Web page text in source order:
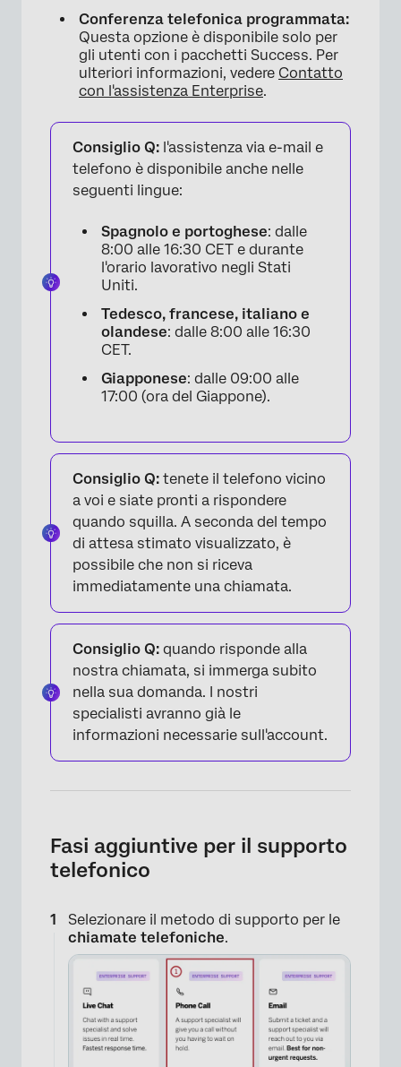
Conferenza telefonica programmata:
Questa opzione è disponibile solo per
gli utenti con i pacchetti Success. Per
ulteriori informazioni, vedere Contatto
con l'assistenza Enterprise.
Consiglio Q: l'assistenza via e-mail e
telefono è disponibile anche nelle
seguenti lingue:
Spagnolo e portoghese: dalle
8:00 alle 16:30 CET e durante
l'orario lavorativo negli Stati
Uniti.
Tedesco, francese, italiano e
olandese: dalle 8:00 alle 16:30
CET.
Giapponese: dalle 09:00 alle
17:00 (ora del Giappone).
Consiglio Q: tenete il telefono vicino
a voi e siate pronti a rispondere
quando squilla. A seconda del tempo
di attesa stimato visualizzato, è
possibile che non si riceva
immediatamente una chiamata.
Consiglio Q: quando risponde alla
nostra chiamata, si immerga subito
nella sua domanda. I nostri
specialisti avranno già le
informazioni necessarie sull'account.
Fasi aggiuntive per il supporto
telefonico
Selezionare il metodo di supporto per le
chiamate telefoniche.